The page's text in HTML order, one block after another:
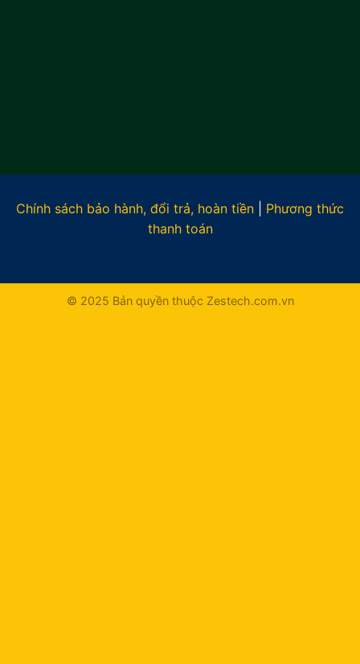
Chính sách bảo hành, đổi trả, hoàn tiền
Phương thức
thanh toán
© 2025 Bản quyền thuộc Zestech.com.vn